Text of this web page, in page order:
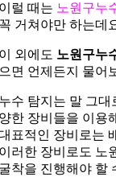
럴 때는 노원구누
거쳐야만 하는데
외에도 노원구누
면 언제든지 물어
수 탐지는 말 그대
한 장비들을 이용
표적인 장비로는
러한 장비로도 노
착을 진행해야 할